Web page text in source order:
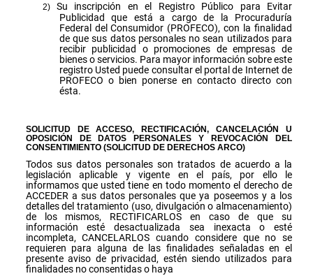
Su inscripción en el Registro Público para Evitar
Publicidad que está a cargo de la Procuraduría
Federal del Consumidor (PROFECO), con la finalidad
de que sus datos personales no sean utilizados para
recibir publicidad o promociones de empresas de
bienes o servicios. Para mayor información sobre este
registro Usted puede consultar el portal de Internet de
PROFECO o bien ponerse en contacto directo con
ésta.
SOLICITUD DE ACCESO, RECTIFICACIÓN, CANCELACIÓN U
OPOSICIÓN DE DATOS PERSONALES Y REVOCACIÓN DEL
CONSENTIMIENTO (SOLICITUD DE DERECHOS ARCO)
Todos sus datos personales son tratados de acuerdo a la
legislación aplicable y vigente en el país, por ello le
informamos que usted tiene en todo momento el derecho de
ACCEDER a sus datos personales que ya poseemos y a los
detalles del tratamiento (uso, divulgación o almacenamiento)
de los mismos, RECTIFICARLOS en caso de que su
información esté desactualizada sea inexacta o esté
incompleta, CANCELARLOS cuando considere que no se
requieren para alguna de las finalidades señaladas en el
presente aviso de privacidad, estén siendo utilizados para
finalidades no consentidas o haya